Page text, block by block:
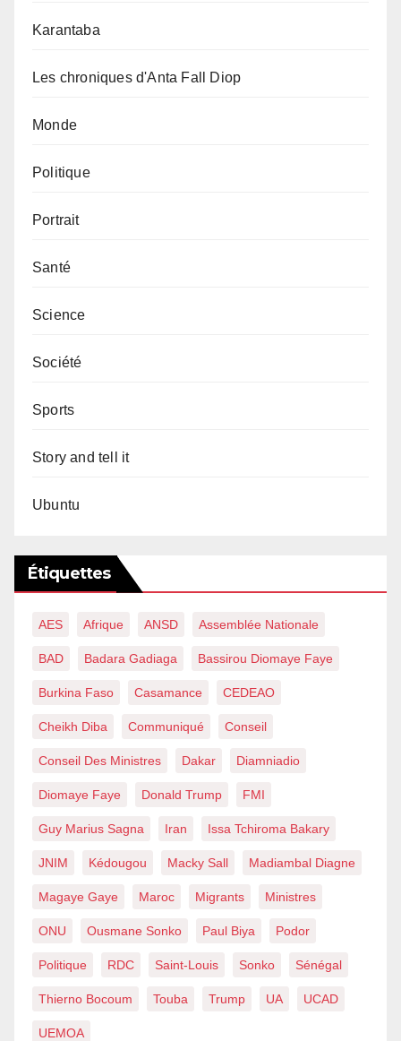
Karantaba
Les chroniques d'Anta Fall Diop
Monde
Politique
Portrait
Santé
Science
Société
Sports
Story and tell it
Ubuntu
Étiquettes
AES Afrique ANSD Assemblée Nationale
BAD Badara Gadiaga Bassirou Diomaye Faye
Burkina Faso Casamance CEDEAO
Cheikh Diba Communiqué Conseil
Conseil Des Ministres Dakar Diamniadio
Diomaye Faye Donald Trump FMI
Guy Marius Sagna Iran Issa Tchiroma Bakary
JNIM Kédougou Macky Sall Madiambal Diagne
Magaye Gaye Maroc Migrants Ministres
ONU Ousmane Sonko Paul Biya Podor
Politique RDC Saint-Louis Sonko Sénégal
Thierno Bocoum Touba Trump UA UCAD
UEMOA